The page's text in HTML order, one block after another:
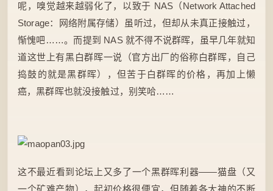
呢，嗅觉越来越弱化了，以致于 NAS（Network Attached
Storage：网络附属存储）虽听过，但却从未真正接触过，
惭愧吧……。而提到 NAS 就不得不说群晖，虽早几年就知
道这世上有黑白群晖一说（官方出厂的俗称白群晖，自己
捣鼓的就是黑群晖），但苦于白群晖的价格，再加上懒
癌，黑群晖也就没接触过，别笑哈……
这不最近看到论坛上又多了一个黑群晖利器——猫盘（又
一个矿难产物），起初价格很便宜，但随着各大神的不断